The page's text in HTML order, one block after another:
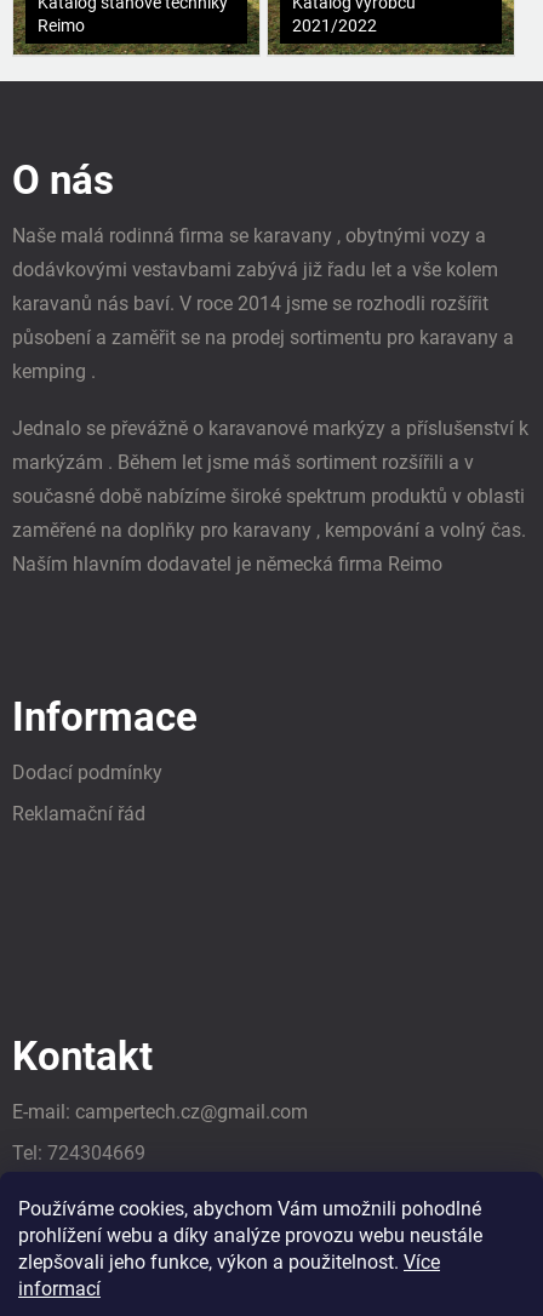
Používáme cookies, abychom Vám umožnili pohodlné
prohlížení webu a díky analýze provozu webu neustále
zlepšovali jeho funkce, výkon a použitelnost. Více
informací
Reimo
2021/2022
O nás
Naše malá rodinná firma se karavany , obytnými vozy a
dodávkovými vestavbami zabývá již řadu let a vše kolem
karavanů nás baví. V roce 2014 jsme se rozhodli rozšířit
působení a zaměřit se na prodej sortimentu pro karavany a
kemping .
Jednalo se převážně o karavanové markýzy a příslušenství k
markýzám . Během let jsme máš sortiment rozšířili a v
současné době nabízíme široké spektrum produktů v oblasti
zaměřené na doplňky pro karavany , kempování a volný čas.
Naším hlavním dodavatel je německá firma Reimo
Informace
Dodací podmínky
Reklamační řád
Kontakt
E-mail: campertech.cz@gmail.com
Tel: 724304669